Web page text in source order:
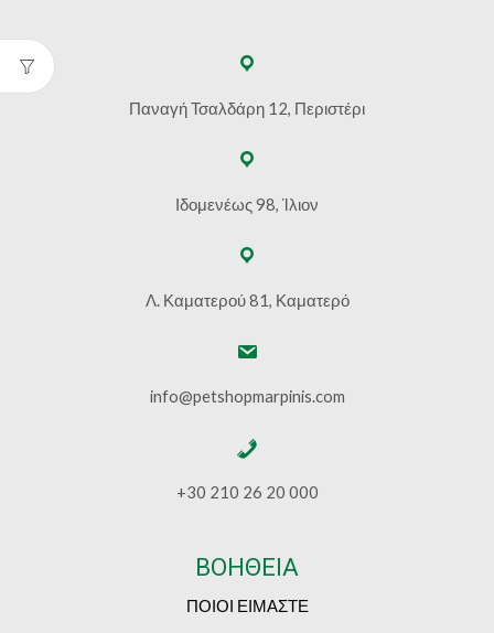
Παναγή Τσαλδάρη 12, Περιστέρι
Ιδομενέως 98, Ίλιον
Λ. Καματερού 81, Καματερό
info@petshopmarpinis.com
+30 210 26 20 000
ΒΟΗΘΕΙΑ
ΠΟΙΟΙ ΕΙΜΑΣΤΕ